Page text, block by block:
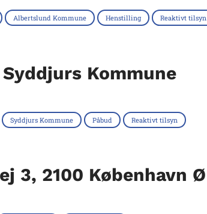
Albertslund Kommune Henstilling Reaktivt tilsyn
Kommune
Syddjurs Kommune Påbud Reaktivt tilsyn
3, 2100 København Ø